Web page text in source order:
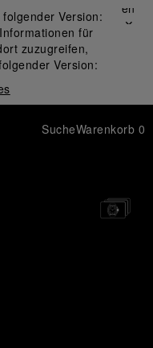
Version:
für
zuzugreifen,
Version:
Schließen
✕
SucheWarenkorb 0